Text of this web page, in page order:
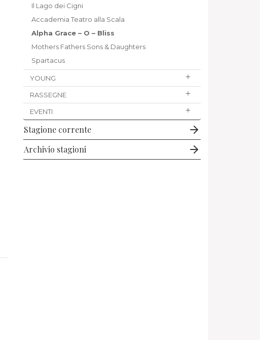
Il Lago dei Cigni
Accademia Teatro alla Scala
Alpha Grace – O – Bliss
Mothers Fathers Sons & Daughters
Spartacus
YOUNG
RASSEGNE
EVENTI
Stagione corrente
Archivio stagioni